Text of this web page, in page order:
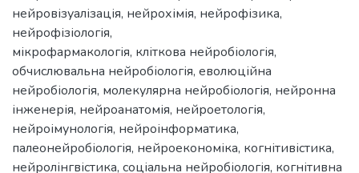
нейровізуалізація, нейрохімія, нейрофізика,
нейрофізіологія,
мікрофармакологія, кліткова нейробіологія,
обчислювальна нейробіологія, еволюційна
нейробіологія, молекулярна нейробіологія, нейронна
інженерія, нейроанатомія, нейроетологія,
нейроімунологія, нейроінформатика,
палеонейробіологія, нейроекономіка, когнітивістика,
нейролінгвістика, соціальна нейробіологія, когнітивна